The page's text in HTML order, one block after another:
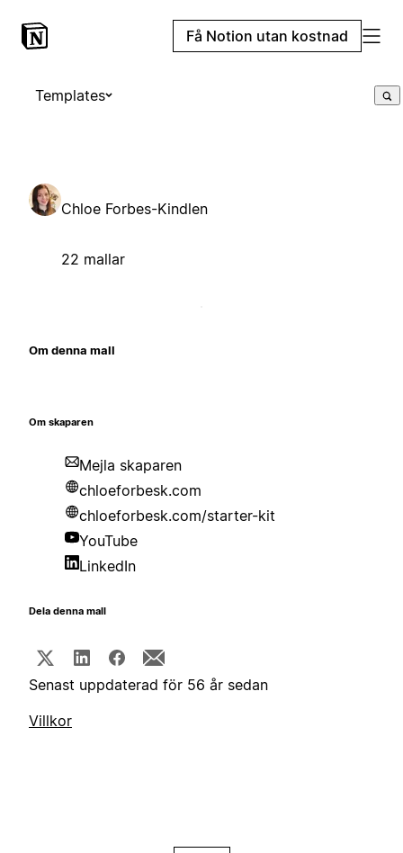
Få Notion utan kostnad
Templates
Chloe Forbes-Kindlen
22 mallar
Om denna mall
Om skaparen
Mejla skaparen
chloeforbesk.com
chloeforbesk.com/starter-kit
YouTube
LinkedIn
Dela denna mall
Senast uppdaterad för 56 år sedan
Villkor